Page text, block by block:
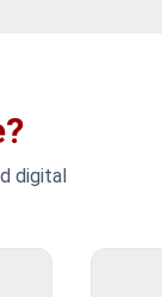
digital